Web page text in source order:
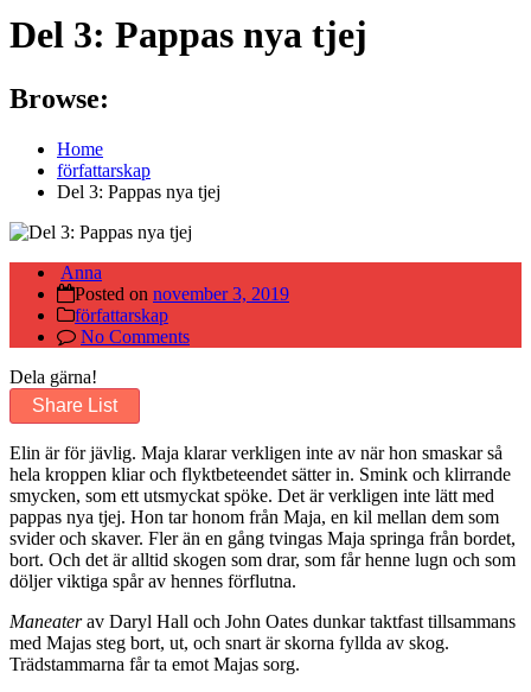
Del 3: Pappas nya tjej
Browse:
Home
författarskap
Del 3: Pappas nya tjej
Anna
Posted on november 3, 2019
författarskap
No Comments
Dela gärna!
Share List
Elin är för jävlig. Maja klarar verkligen inte av när hon smaskar så
hela kroppen kliar och flyktbeteendet sätter in. Smink och klirrande
smycken, som ett utsmyckat spöke. Det är verkligen inte lätt med
pappas nya tjej. Hon tar honom från Maja, en kil mellan dem som
svider och skaver. Fler än en gång tvingas Maja springa från bordet,
bort. Och det är alltid skogen som drar, som får henne lugn och som
döljer viktiga spår av hennes förflutna.
Maneaterav Daryl Hall och John Oates dunkar taktfast tillsammans
med Majas steg bort, ut, och snart är skorna fyllda av skog.
Trädstammarna får ta emot Majas sorg.